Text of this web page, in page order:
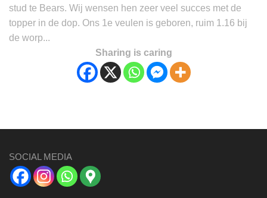
stud te Bears. Wij wensen hen zeer veel succes met de
topper in de dop. Ons 1e veulen is geboren, ruim 1.16 bij
de worp...
Sharing is caring
SOCIAL MEDIA